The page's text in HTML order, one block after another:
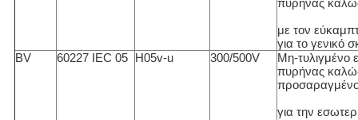
πυρήνας
με τον
για το γενικό
BV
60227 IEC 05 H05v-u 300/500V
Μη-τυλιγμένο
πυρήνας
για την